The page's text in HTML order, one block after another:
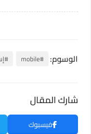
الوسوم: #mobile #إسبانيا
شارك المقال
فيسبوك